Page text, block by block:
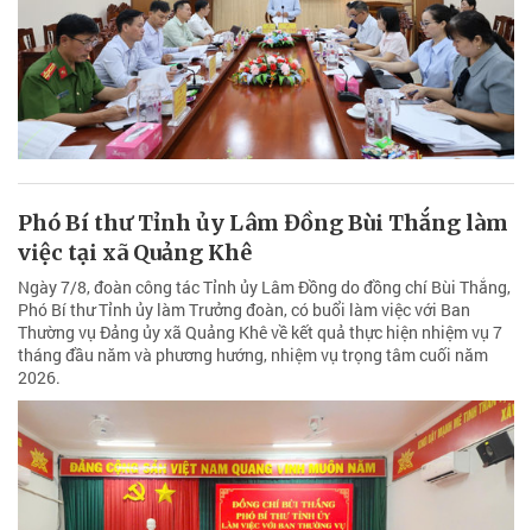
Phó Bí thư Tỉnh ủy Lâm Đồng Bùi Thắng làm
việc tại xã Quảng Khê
Ngày 7/8, đoàn công tác Tỉnh ủy Lâm Đồng do đồng chí Bùi Thắng,
Phó Bí thư Tỉnh ủy làm Trưởng đoàn, có buổi làm việc với Ban
Thường vụ Đảng ủy xã Quảng Khê về kết quả thực hiện nhiệm vụ 7
tháng đầu năm và phương hướng, nhiệm vụ trọng tâm cuối năm
2026.